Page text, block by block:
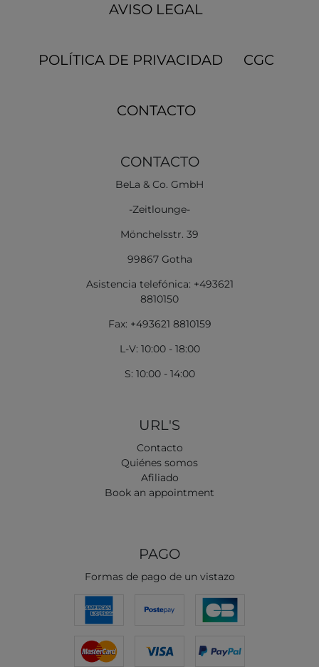
AVISO LEGAL
POLÍTICA DE PRIVACIDAD CGC
CONTACTO
CONTACTO
BeLa & Co. GmbH
-Zeitlounge-
Mönchelsstr. 39
99867 Gotha
Asistencia telefónica: +493621
8810150
Fax: +493621 8810159
L-V: 10:00 - 18:00
S: 10:00 - 14:00
URL'S
Contacto
Quiénes somos
Afiliado
Book an appointment
PAGO
Formas de pago de un vistazo